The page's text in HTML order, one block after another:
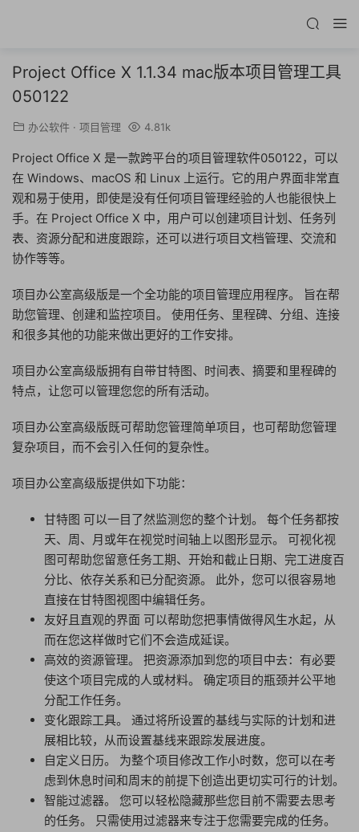
Project Office X 1.1.34 mac版本项目管理工具
050122
办公软件 · 项目管理 4.81k
Project Office X 是一款跨平台的项目管理软件050122，可以
在 Windows、macOS 和 Linux 上运行。它的用户界面非常直
观和易于使用，即使是没有任何项目管理经验的人也能很快上
手。在 Project Office X 中，用户可以创建项目计划、任务列
表、资源分配和进度跟踪，还可以进行项目文档管理、交流和
协作等等。
项目办公室高级版是一个全功能的项目管理应用程序。 旨在帮
助您管理、创建和监控项目。 使用任务、里程碑、分组、连接
和很多其他的功能来做出更好的工作安排。
项目办公室高级版拥有自带甘特图、时间表、摘要和里程碑的
特点，让您可以管理您您的所有活动。
项目办公室高级版既可帮助您管理简单项目，也可帮助您管理
复杂项目，而不会引入任何的复杂性。
项目办公室高级版提供如下功能：
甘特图 可以一目了然监测您的整个计划。 每个任务都按
天、周、月或年在视觉时间轴上以图形显示。 可视化视
图可帮助您留意任务工期、开始和截止日期、完工进度百
分比、依存关系和已分配资源。 此外，您可以很容易地
直接在甘特图视图中编辑任务。
友好且直观的界面 可以帮助您把事情做得风生水起，从
而在您这样做时它们不会造成延误。
高效的资源管理。 把资源添加到您的项目中去：有必要
使这个项目完成的人或材料。 确定项目的瓶颈并公平地
分配工作任务。
变化跟踪工具。 通过将所设置的基线与实际的计划和进
展相比较，从而设置基线来跟踪发展进度。
自定义日历。 为整个项目修改工作小时数，您可以在考
虑到休息时间和周末的前提下创造出更切实可行的计划。
智能过滤器。 您可以轻松隐藏那些您目前不需要去思考
的任务。 只需使用过滤器来专注于您需要完成的任务。